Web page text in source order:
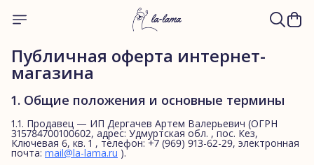
Публичная оферта интернет-
магазина
1. Общие положения и основные термины
1.1. Продавец — ИП Дергачев Артем Валерьевич (ОГРН
315784700100602, адрес: Удмуртская обл. , пос. Кез,
Ключевая 6, кв. 1 , телефон: +7 (969) 913-62-29, электронная
почта: mail@la-lama.ru ).